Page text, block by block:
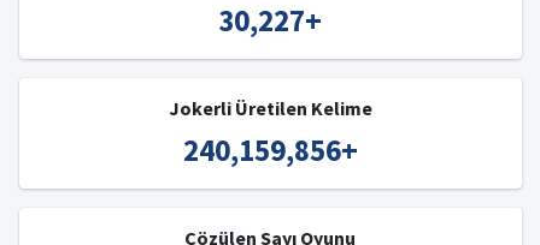
30,227+
Jokerli Üretilen Kelime
240,159,856+
Çözülen Sayı Oyunu